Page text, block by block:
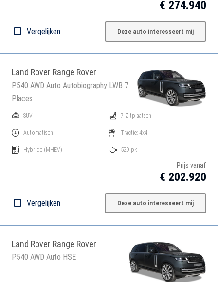
€ 274.940
Vergelijken Deze auto interesseert mij
Land Rover Range Rover
P540 AWD Auto Autobiography LWB 7
Places
SUV
Automatisch
Hybride (MHEV)
7 Zitplaatsen
Tractie: 4x4
529 pk
Prijs vanaf
€ 202.920
Vergelijken Deze auto interesseert mij
Land Rover Range Rover
P540 AWD Auto HSE